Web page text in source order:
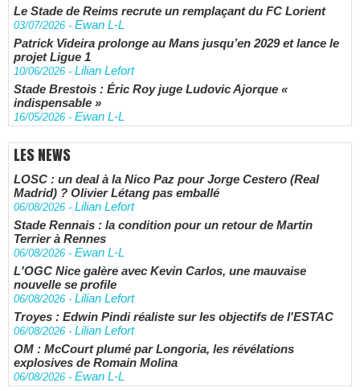
Le Stade de Reims recrute un remplaçant du FC Lorient
03/07/2026 - Ewan L-L
Patrick Videira prolonge au Mans jusqu’en 2029 et lance le
projet Ligue 1
10/06/2026 - Lilian Lefort
Stade Brestois : Éric Roy juge Ludovic Ajorque «
indispensable »
16/05/2026 - Ewan L-L
LES NEWS
LOSC : un deal à la Nico Paz pour Jorge Cestero (Real
Madrid) ? Olivier Létang pas emballé
06/08/2026 - Lilian Lefort
Stade Rennais : la condition pour un retour de Martin
Terrier à Rennes
06/08/2026 - Ewan L-L
L'OGC Nice galère avec Kevin Carlos, une mauvaise
nouvelle se profile
06/08/2026 - Lilian Lefort
Troyes : Edwin Pindi réaliste sur les objectifs de l'ESTAC
06/08/2026 - Lilian Lefort
OM : McCourt plumé par Longoria, les révélations
explosives de Romain Molina
06/08/2026 - Ewan L-L